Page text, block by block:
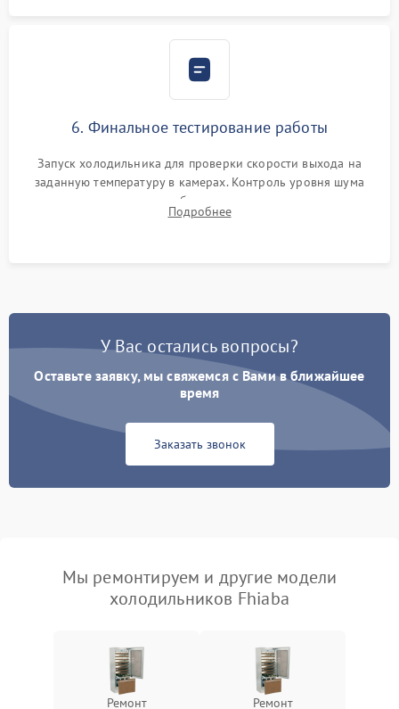
6. Финальное тестирование работы
Запуск холодильника для проверки скорости выхода на
заданную температуру в камерах. Контроль уровня шума
компрессора, отсутствия обмерзания стенок и корректного
срабатывания системы автоматической оттайки.
Подробнее
У Вас остались вопросы?
Оставьте заявку, мы свяжемся с Вами в ближайшее
время
Заказать звонок
Мы ремонтируем и другие модели
холодильников Fhiaba
Ремонт
Ремонт